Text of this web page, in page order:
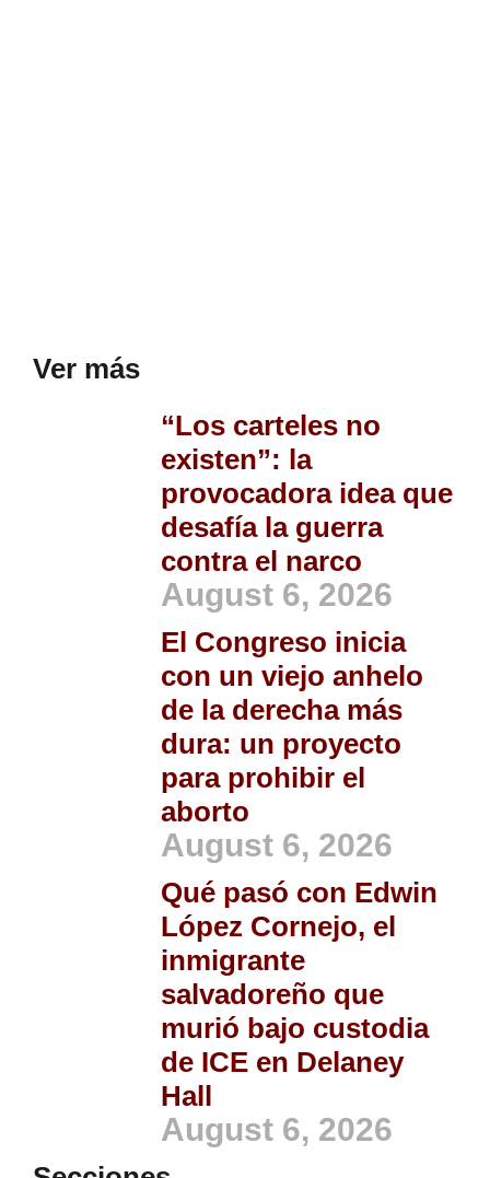
Ver más
“Los carteles no
existen”: la
provocadora idea que
desafía la guerra
contra el narco
August 6, 2026
El Congreso inicia
con un viejo anhelo
de la derecha más
dura: un proyecto
para prohibir el
aborto
August 6, 2026
Qué pasó con Edwin
López Cornejo, el
inmigrante
salvadoreño que
murió bajo custodia
de ICE en Delaney
Hall
August 6, 2026